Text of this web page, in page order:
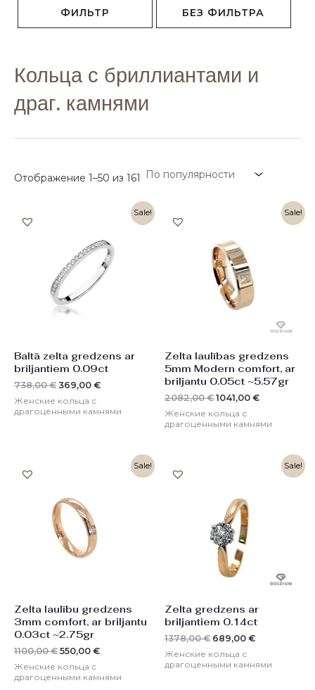
черный бриллиант жемчуг (3) рубин
Рига (быстрая доставка в Даугавпилс) (6)
ФИЛЬТР БЕЗ ФИЛЬТРА
Кольца с бриллиантами и
драг. камнями
Отображение 1–50 из 161
Sale!
Baltā zelta gredzens ar
briljantiem 0.09ct
738,00€
Первоначальная
738,00 €.
369,00 €
Текущая
Женские кольца с
драгоценными камнями
Sale!
Zelta laulības gredzens
5mm Modern comfort, ar
briljantu 0.05ct ~5.57gr
2082,00€
Первоначальная
2082,00 €.
1041,00 €
Текущая
цена:
Женские кольца с
драгоценными камнями
Sale!
Zelta laulību gredzens
3mm comfort, ar briljantu
0.03ct ~2.75gr
1100,00€
Первоначальная
1100,00 €.
550,00 €
Текущая
Женские кольца с
драгоценными камнями
Sale!
Zelta gredzens ar
briljantiem 0.14ct
1378,00€
Первоначальная
1378,00 €.
689,00 €
Текущая
Женские кольца с
драгоценными камнями